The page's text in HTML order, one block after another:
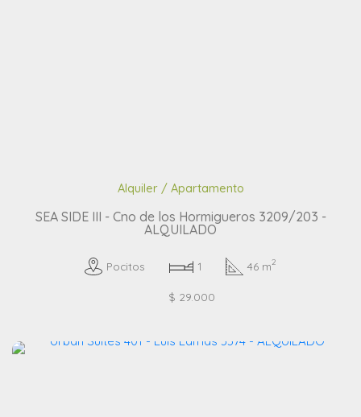
Alquiler / Apartamento
SEA SIDE III - Cno de los Hormigueros 3209/203 -
ALQUILADO
Pocitos 1 46 m2
$ 29.000